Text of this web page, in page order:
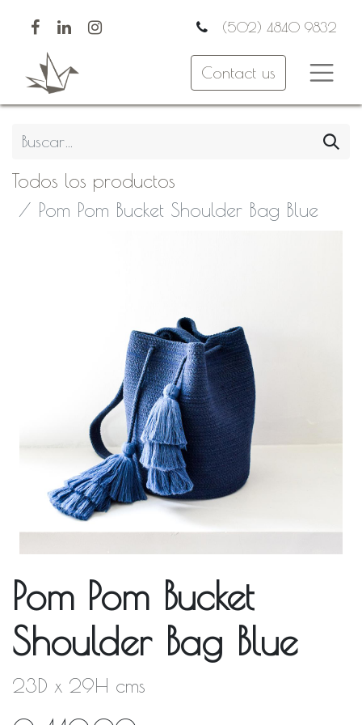
(502) 4840 9832
Contact us
Todos los productos
Pom Pom Bucket Shoulder Bag Blue
Pom Pom Bucket
Shoulder Bag Blue
23D x 29H cms